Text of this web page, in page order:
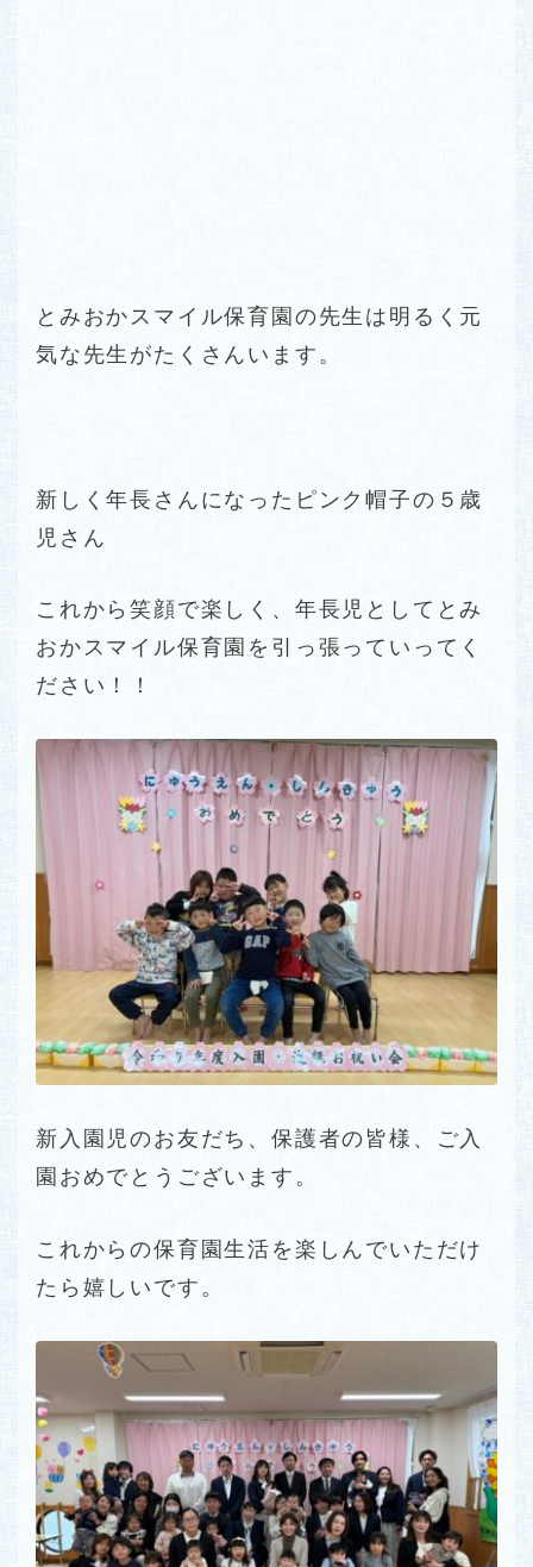
とみおかスマイル保育園の先生は明るく元
気な先生がたくさんいます。
新しく年長さんになったピンク帽子の５歳
児さん
これから笑顔で楽しく、年長児としてとみ
おかスマイル保育園を引っ張っていってく
ださい！！
新入園児のお友だち、保護者の皆様、ご入
園おめでとうございます。
これからの保育園生活を楽しんでいただけ
たら嬉しいです。